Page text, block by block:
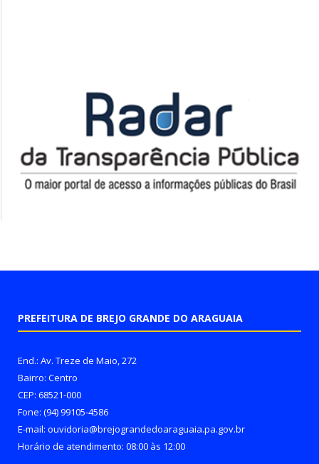
PREFEITURA DE BREJO GRANDE DO ARAGUAIA
End.: Av. Treze de Maio, 272
Bairro: Centro
CEP: 68521-000
Fone: (94) 99105-4586
E-mail: ouvidoria@brejograndedoaraguaia.pa.gov.br
Horário de atendimento: 08:00 às 12:00